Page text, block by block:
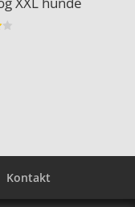
Kontakt